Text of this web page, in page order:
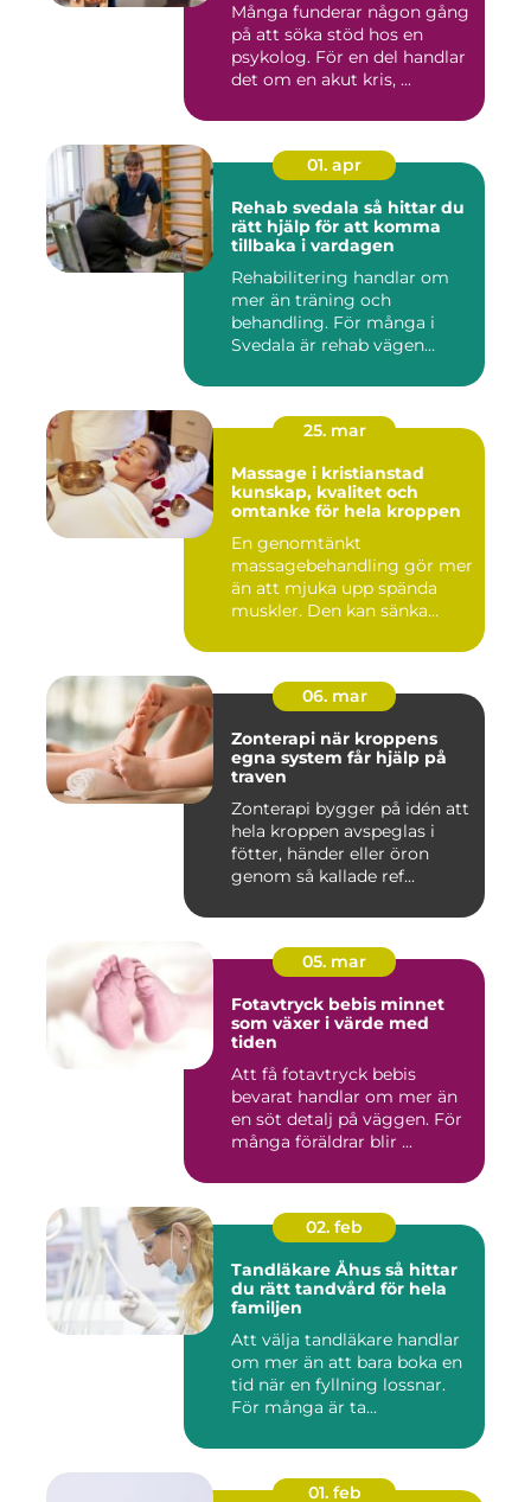
Många funderar någon gång
på att söka stöd hos en
psykolog. För en del handlar
det om en akut kris, ...
01. apr
Rehab svedala så hittar du
rätt hjälp för att komma
tillbaka i vardagen
Rehabilitering handlar om
mer än träning och
behandling. För många i
Svedala är rehab vägen
25. mar
Massage i kristianstad
kunskap, kvalitet och
omtanke för hela kroppen
En genomtänkt
massagebehandling gör mer
än att mjuka upp spända
muskler. Den kan sänka
06. mar
Zonterapi när kroppens
egna system får hjälp på
traven
Zonterapi bygger på idén att
hela kroppen avspeglas i
fötter, händer eller öron
genom så kallade ref...
05. mar
Fotavtryck bebis minnet
som växer i värde med
tiden
Att få fotavtryck bebis
bevarat handlar om mer än
en söt detalj på väggen. För
många föräldrar blir ...
02. feb
Tandläkare Åhus så hittar
du rätt tandvård för hela
familjen
Att välja tandläkare handlar
om mer än att bara boka en
tid när en fyllning lossnar.
För många är ta...
01. feb